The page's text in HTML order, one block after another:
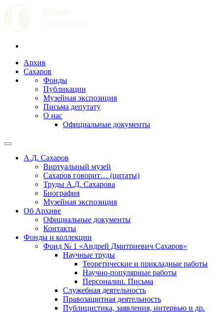
Архив
Сахаров
Фонды
Публикации
Музейная экспозиция
Письма депутату
О нас
Официальные документы
А.Д. Сахаров
Виртуальный музей
Сахаров говорит… (цитаты)
Труды А.Д. Сахарова
Биография
Музейная экспозиция
Об Архиве
Официальные документы
Контакты
Фонды и коллекции
Фонд № 1 «Андрей Дмитриевич Сахаров»
Научные труды
Теоретические и прикладные работы
Научно-популярные работы
Персоналии. Письма
Служебная деятельность
Правозащитная деятельность
Публицистика, заявления, интервью и др.